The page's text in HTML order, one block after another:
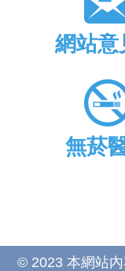
網站意
無菸
© 2023 本網站內